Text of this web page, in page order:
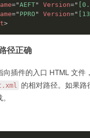
="AEFT" Version="
=" PPRO " Version="
>
径正确
向插件的入口 HTML 文件
的相对路径。如果